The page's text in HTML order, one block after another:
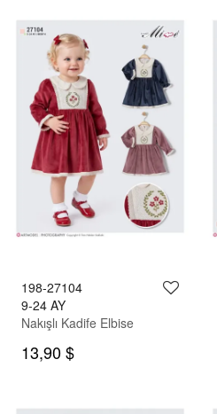
198-27104
9-24 AY
Nakışlı Kadife Elbise
13,90 $